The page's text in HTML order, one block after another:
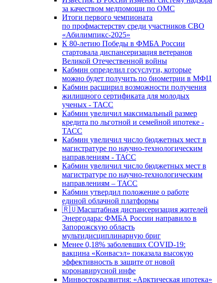
за качеством медпомощи по ОМС
Итоги первого чемпионата
по профмастерству среди участников СВО
«Абилимпикс-2025»
К 80-летию Победы в ФМБА России
стартовала диспансеризация ветеранов
Великой Отечественной войны
Кабмин определил госуслуги, которые
можно будет получить по биометрии в МФЦ
Кабмин расширил возможности получения
жилищного сертификата для молодых
ученых - ТАСС
Кабмин увеличил максимальный размер
кредита по льготной и семейной ипотеке -
ТАСС
Кабмин увеличил число бюджетных мест в
магистратуре по научно-технологическим
направлениям - ТАСС
Кабмин увеличил число бюджетных мест в
магистратуре по научно-технологическим
направлениям – ТАСС
Кабмин утвердил положение о работе
единой облачной платформы
🇷🇺Масштабная диспансеризация жителей
Энергодара: ФМБА России направило в
Запорожскую область
мультидисциплинарную бриг
Менее 0,18% заболевших COVID-19:
вакцина «Конвасэл» показала высокую
эффективность в защите от новой
коронавирусной инфе
Минвостокразвития: «Арктическая ипотека»